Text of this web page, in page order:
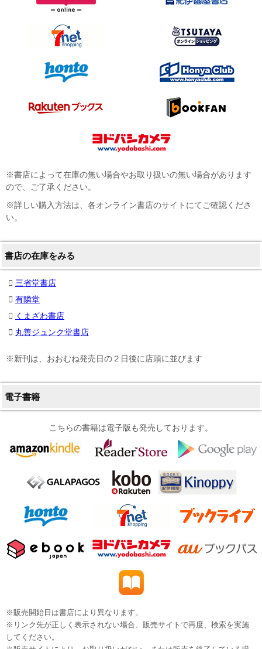
※書店によって在庫の無い場合やお取り扱いの無い場合があります
ので、ご了承ください。
※詳しい購入方法は、各オンライン書店のサイトにてご確認くださ
い。
書店の在庫をみる
三省堂書店
有隣堂
くまざわ書店
丸善ジュンク堂書店
※新刊は、おおむね発売日の２日後に店頭に並びます
電子書籍
こちらの書籍は電子版も発売しております。
※販売開始日は書店により異なります。
※リンク先が正しく表示されない場合、販売サイトで再度、検索を実施
してください。